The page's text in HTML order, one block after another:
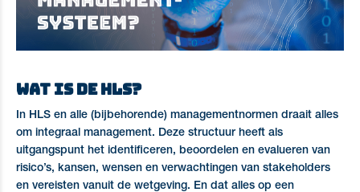
Wat is de HLS?
In HLS en alle (bijbehorende) managementnormen draait alles
om integraal management. Deze structuur heeft als
uitgangspunt het identificeren, beoordelen en evalueren van
risico’s, kansen, wensen en verwachtingen van stakeholders
en vereisten vanuit de wetgeving. En dat alles op een